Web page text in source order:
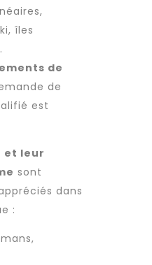
îles
de
de
est
et leur
sont
dans
: